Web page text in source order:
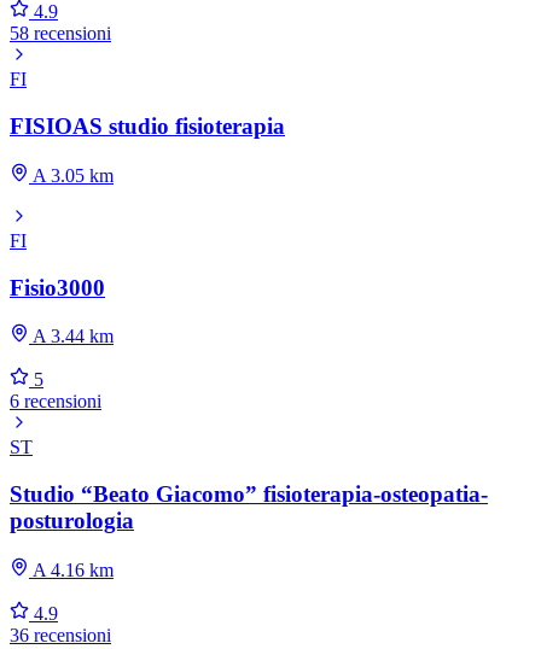
4.9
58 recensioni
FI
FISIOAS studio fisioterapia
A 3.05 km
FI
Fisio3000
A 3.44 km
5
6 recensioni
ST
Studio “Beato Giacomo” fisioterapia-osteopatia-
posturologia
A 4.16 km
4.9
36 recensioni